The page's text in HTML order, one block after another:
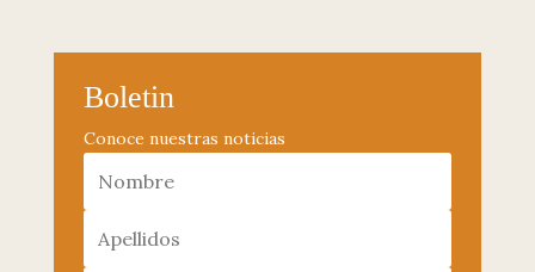
Boletin
Conoce nuestras noticias